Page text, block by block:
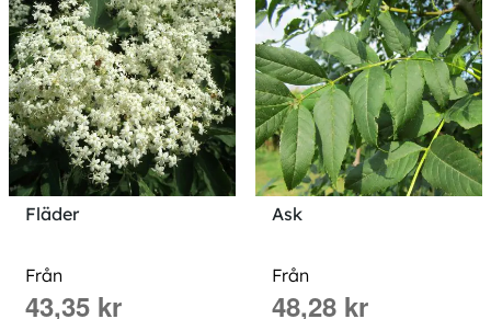
Fläder
Från
43,35 kr
Ask
Från
48,28 kr